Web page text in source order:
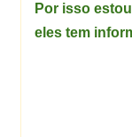
Por isso
eles tem